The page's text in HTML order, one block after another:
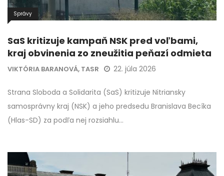
Správy
SaS kritizuje kampaň NSK pred voľbami,
kraj obvinenia zo zneužitia peňazí odmieta
VIKTÓRIA BARANOVÁ, TASR 22. júla 2026
Strana Sloboda a Solidarita (SaS) kritizuje Nitriansky
samosprávny kraj (NSK) a jeho predsedu Branislava Becíka
(Hlas-SD) za podľa nej rozsiahlu…